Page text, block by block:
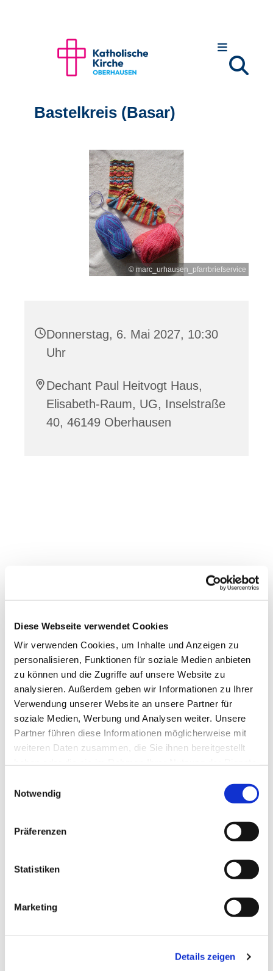
Diese Webseite verwendet Cookies
Wir verwenden Cookies, um Inhalte und Anzeigen zu
personalisieren, Funktionen für soziale Medien anbieten
zu können und die Zugriffe auf unsere Website zu
analysieren. Außerdem geben wir Informationen zu Ihrer
Verwendung unserer Website an unsere Partner für
soziale Medien, Werbung und Analysen weiter. Unsere
Partner führen diese Informationen möglicherweise mit
weiteren Daten zusammen, die Sie ihnen bereitgestellt
Notwendig
Präferenzen
Statistiken
Marketing
Details zeigen
Bastelkreis (Basar)
© marc_urhausen_pfarrbriefservice
Donnerstag, 6. Mai 2027, 10:30
Uhr
Dechant Paul Heitvogt Haus,
Elisabeth-Raum, UG, Inselstraße
40, 46149 Oberhausen
Dies könnte Sie auch
interessieren